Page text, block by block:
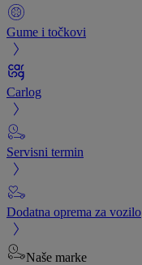
Gume i točkovi
Carlog
Servisni termin
Dodatna oprema za vozilo
Naše marke